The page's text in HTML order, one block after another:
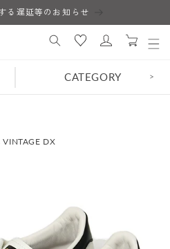
る遅延等のお知らせ
ロ
イ
カ
ー
CATEGORY >
VINTAGE DX